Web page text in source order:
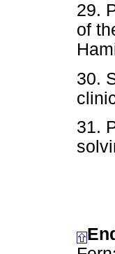
29.
of
30.
31.